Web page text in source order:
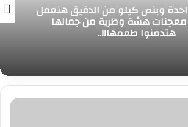
وبنص كيلو من الدقيق هنعمل
هشة وطرية من جمالها
هتدمنوا طعمها!!..